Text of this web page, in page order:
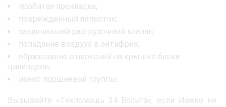
пробитая прокладка;
поврежденный лепесток;
заклинивший разгрузочный клапан;
попадание воздуха в антифриз;
образование отложений на крышке блока
цилиндров;
износ поршневой группы.
Вызывайте «Техпомощь 24 Вольта», если Ивеко не